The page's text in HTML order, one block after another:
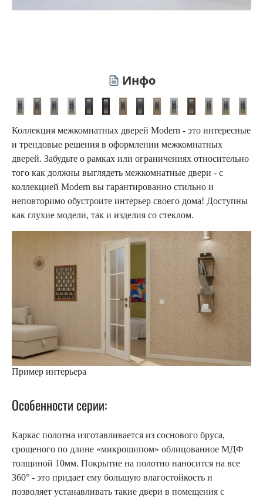
Инфо
Коллекция межкомнатных дверей Modern - это интересные
и трендовые решения в оформлении межкомнатных
дверей. Забудьте о рамках или ограничениях относительно
того как должны выглядеть межкомнатные двери - с
коллекцией Modern вы гарантированно стильно и
неповторимо обустроите интерьер своего дома! Доступны
как глухие модели, так и изделия со стеклом.
Пример интерьера
Особенности серии:
Каркас полотна изготавливается из соснового бруса,
срощеного по длине «микрошипом» облицованное МДФ
толщиной 10мм. Покрытие на полотно наносится на все
360° - это придает ему большую влагостойкость и
позволяет устанавливать такие двери в помещения с